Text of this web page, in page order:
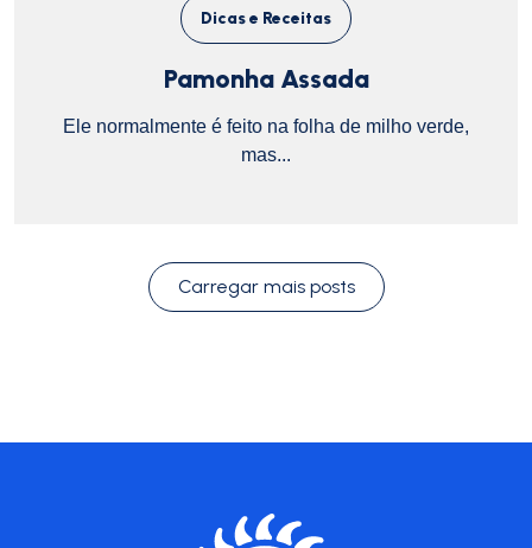
Dicas e Receitas
Pamonha Assada
Ele normalmente é feito na folha de milho verde,
mas...
Carregar mais posts